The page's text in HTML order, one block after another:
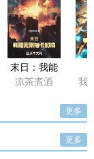
末日：我能
无限抽卡加
凉茶煮酒
我
更多
更多